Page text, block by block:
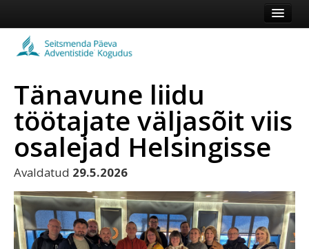
Koduleht
Vaata veel
Logi sisse või registreeru
Tänavune liidu
töötajate väljasõit viis
osalejad Helsingisse
Avaldatud 29.5.2026